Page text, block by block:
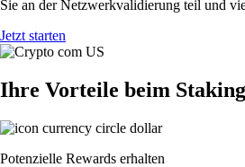
Sie an der Netzwerkvalidierung teil und
Jetzt starten
Ihre Vorteile beim
Potenzielle Rewards erhalten